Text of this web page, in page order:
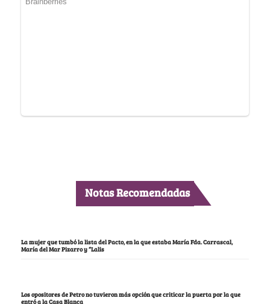
Notas Recomendadas
La mujer que tumbó la lista del Pacto, en la que estaba María Fda. Carrascal,
María del Mar Pizarro y “Lalis
Los opositores de Petro no tuvieron más opción que criticar la puerta por la que
entró a la Casa Blanca